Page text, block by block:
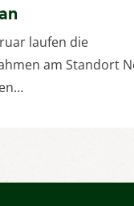
laufen die
am Standort